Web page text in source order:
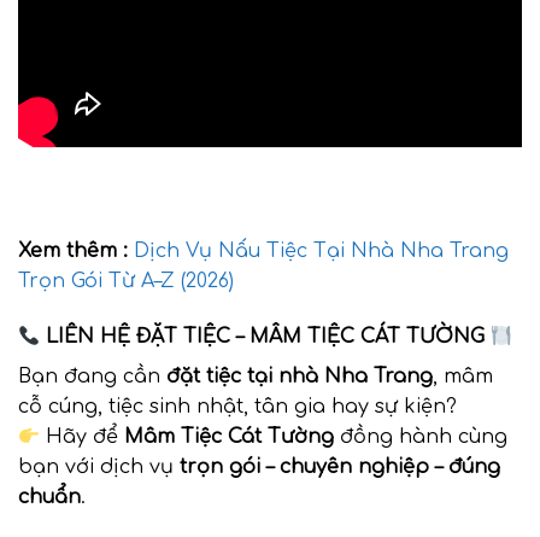
Xem thêm : Dịch Vụ Nấu Tiệc Tại Nhà Nha Trang
Trọn Gói Từ A–Z (2026)
LIÊN HỆ ĐẶT TIỆC – MÂM TIỆC CÁT TƯỜNG
Bạn đang cần đặt tiệc tại nhà Nha Trang, mâm
cỗ cúng, tiệc sinh nhật, tân gia hay sự kiện?
Hãy để Mâm Tiệc Cát Tường đồng hành cùng
bạn với dịch vụ trọn gói – chuyên nghiệp – đúng
chuẩn.